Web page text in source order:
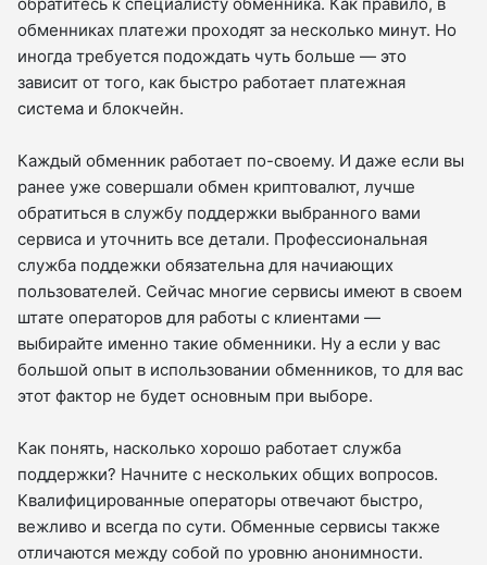
обратитесь к специалисту обменника. Как правило, в
обменниках платежи проходят за несколько минут. Но
иногда требуется подождать чуть больше — это
зависит от того, как быстро работает платежная
система и блокчейн.
Каждый обменник работает по-своему. И даже если вы
ранее уже совершали обмен криптовалют, лучше
обратиться в службу поддержки выбранного вами
сервиса и уточнить все детали. Профессиональная
служба поддежки обязательна для начиающих
пользователей. Сейчас многие сервисы имеют в своем
штате операторов для работы с клиентами —
выбирайте именно такие обменники. Ну а если у вас
большой опыт в использовании обменников, то для вас
этот фактор не будет основным при выборе.
Как понять, насколько хорошо работает служба
поддержки? Начните с нескольких общих вопросов.
Квалифицированные операторы отвечают быстро,
вежливо и всегда по сути. Обменные сервисы также
отличаются между собой по уровню анонимности.